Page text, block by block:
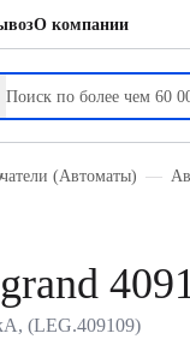
О компании
(Автоматы)
(LEG.409109)